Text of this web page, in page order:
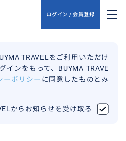
ログイン / 会員登録
TRAVELをご利用いただけ
インをもって、BUYMA TRAVE
ーポリシー に同意したものとみ
からお知らせを受け取る